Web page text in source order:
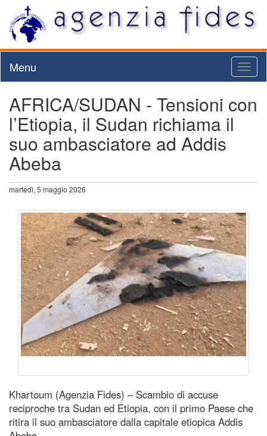
Menu
AFRICA/SUDAN - Tensioni con
l’Etiopia, il Sudan richiama il
suo ambasciatore ad Addis
Abeba
martedì, 5 maggio 2026
Khartoum (Agenzia Fides) – Scambio di accuse
reciproche tra Sudan ed Etiopia, con il primo Paese che
ritira il suo ambasciatore dalla capitale etiopica Addis